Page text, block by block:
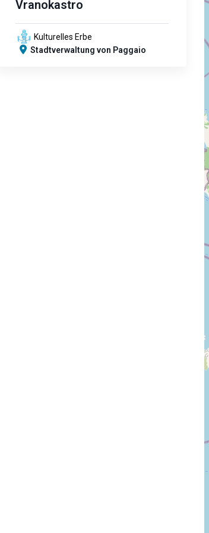
Vranokastro
Kulturelles Erbe
Stadtverwaltung von Paggaio